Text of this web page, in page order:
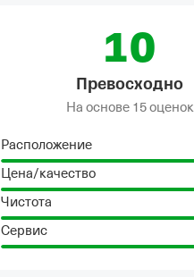
10
Превосходно
На основе 15 оценок
Расположение
Цена/качество
Чистота
Сервис